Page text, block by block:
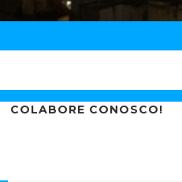
COLABORE CONOSCO!